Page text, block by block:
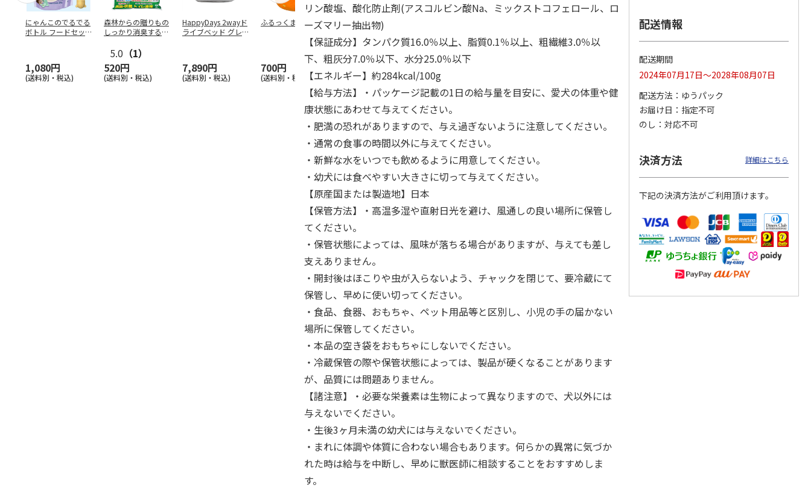
にゃんこのでるでる
ボトル フードセッ
1,080円
(送料別・税込)
森林からの贈りもの
しっかり消臭するひ
5.0 （1）
520円
(送料別・税込)
HappyDays 2wayド
ライブベッド グレ
7,890円
(送料別・税込)
ふるっくま みかん
700円
(送料別・税込)
デオトイレ 飛び散
らない消臭・抗菌サ
ンド 4L
1,320円
(送料別・税込)
イレ ナチュラルグ
1,550円
(送料別・税込)
ぐるぐるボーン型 S
こ用 まぐろ・かつ
ペット線香 虹のか
なた フルーティフ
ローラルの香り
590円
(送料別・税込)
えBOX とりささ…
380円
(送料別・税込)
リン酸塩、酸化防止剤(アスコルビン酸Na、ミックストコフェロール、ロ
ーズマリー抽出物)
【保証成分】タンパク質16.0％以上、脂質0.1％以上、粗繊維3.0％以
下、粗灰分7.0％以下、水分25.0％以下
【エネルギー】約284kcal/100g
【給与方法】・パッケージ記載の1日の給与量を目安に、愛犬の体重や健
康状態にあわせて与えてください。
・肥満の恐れがありますので、与え過ぎないように注意してください。
・通常の食事の時間以外に与えてください。
・新鮮な水をいつでも飲めるように用意してください。
・幼犬には食べやすい大きさに切って与えてください。
【原産国または製造地】日本
【保管方法】・高温多湿や直射日光を避け、風通しの良い場所に保管し
てください。
・保管状態によっては、風味が落ちる場合がありますが、与えても差し
支えありません。
・開封後はほこりや虫が入らないよう、チャックを閉じて、要冷蔵にて
保管し、早めに使い切ってください。
・食品、食器、おもちゃ、ペット用品等と区別し、小児の手の届かない
場所に保管してください。
・本品の空き袋をおもちゃにしないでください。
・冷蔵保管の際や保管状態によっては、製品が硬くなることがあります
が、品質には問題ありません。
【諸注意】・必要な栄養素は生物によって異なりますので、犬以外には
与えないでください。
・生後3ヶ月未満の幼犬には与えないでください。
・まれに体調や体質に合わない場合もあります。何らかの異常に気づか
れた時は給与を中断し、早めに獣医師に相談することをおすすめしま
す。
配送情報
配送期間
2024年07月17日～2028年08月07日
配送方法
ゆうパック
お届け日
指定不可
のし
対応不可
決済方法 詳細はこちら
下記の決済方法がご利用頂けます。